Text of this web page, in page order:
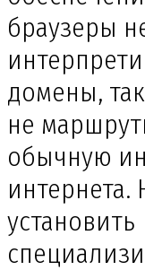
браузеры
домены,
не
обычную
установить